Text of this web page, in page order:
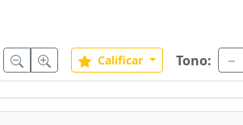
Calificar Tono: